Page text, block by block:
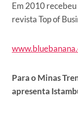
Em 2010
revista Top of
Para o Minas
apresenta